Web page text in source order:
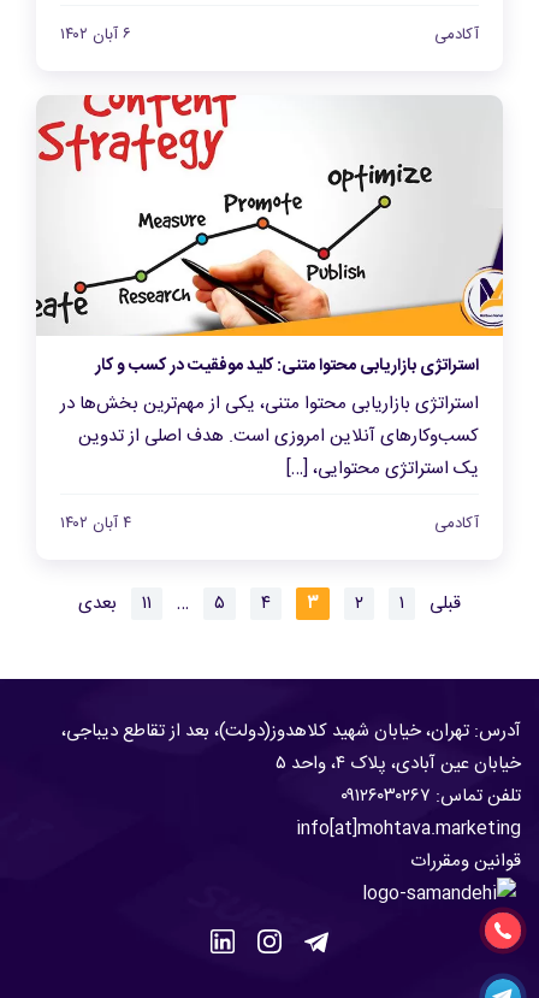
آکادمی ۶ آبان ۱۴۰۲
استراتژی بازاریابی محتوا متنی: کلید موفقیت در کسب و کار
استراتژی بازاریابی محتوا متنی، یکی از مهم‌ترین بخش‌ها در
کسب‌و‌کارهای آنلاین امروزی است. هدف اصلی از تدوین
یک استراتژی محتوایی، […]
آکادمی ۴ آبان ۱۴۰۲
قبلی ۱ ۲ ۳ ۴ ۵ … ۱۱ بعدی
آدرس: تهران، خیابان شهید کلاهدوز(دولت)، بعد از تقاطع دیباجی،
خیابان عین آبادی، پلاک ۴، واحد ۵
تلفن تماس:
۰۹۱۲۶۰۳۰۲۶۷
info[at]mohtava.marketing
قوانین ومقررات